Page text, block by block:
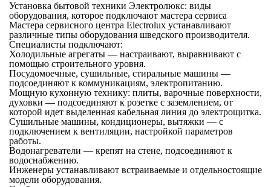
Установка бытовой техники Электролюкс: виды
оборудования, которое подключают мастера сервиса
Мастера сервисного центра Electrolux устанавливают
различные типы оборудования шведского производителя.
Специалисты подключают:
Холодильные агрегаты — настраивают, выравнивают с
помощью строительного уровня.
Посудомоечные, сушильные, стиральные машины —
подсоединяют к коммуникациям, электропитанию.
Мощную кухонную технику: плиты, варочные поверхности,
духовки — подсоединяют к розетке с заземлением, от
которой идет выделенная кабельная линия до электрощитка.
Сушильные машины, кондиционеры, вытяжки — с
подключением к вентиляции, настройкой параметров
работы.
Водонагреватели — крепят на стене, подсоединяют к
водоснабжению.
Инженеры устанавливают встраиваемые и отдельностоящие
модели оборудования.